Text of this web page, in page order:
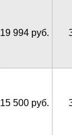
19 994 руб.
15 500 руб.